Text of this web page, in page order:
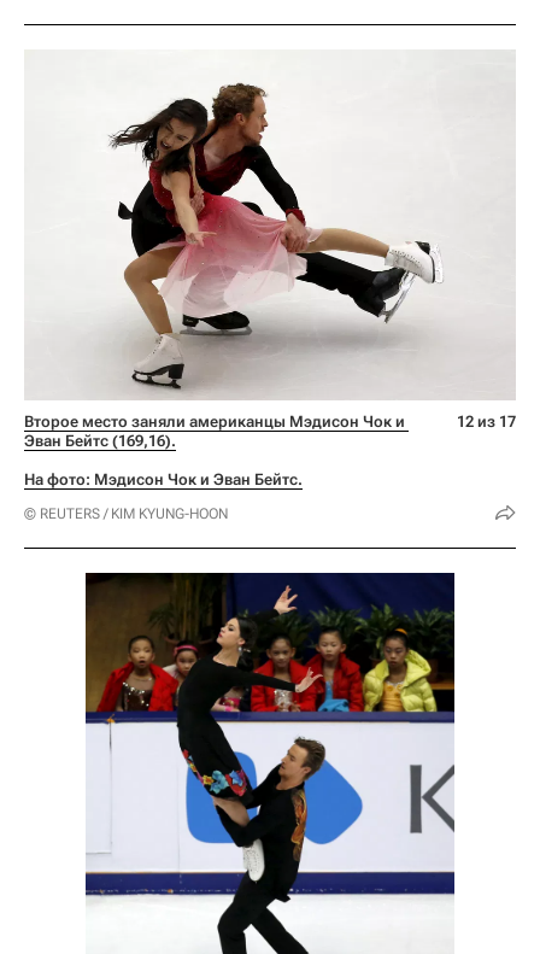
Второе место заняли американцы Мэдисон Чок и
Эван Бейтс (169,16).
На фото: Мэдисон Чок и Эван Бейтс.
© REUTERS / KIM KYUNG-HOON
12 из 17